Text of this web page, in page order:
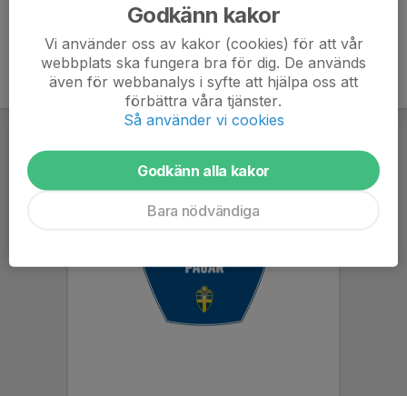
Godkänn kakor
Vi använder oss av kakor (cookies) för att vår
webbplats ska fungera bra för dig. De används
även för webbanalys i syfte att hjälpa oss att
förbättra våra tjänster.
Så använder vi cookies
Godkänn alla kakor
Bara nödvändiga